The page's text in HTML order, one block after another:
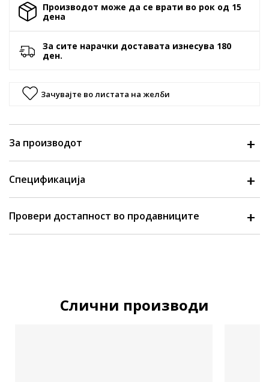
Производот може да се врати во рок од 15
денa
За сите нарачки доставата изнесува 180
ден.
Зачувајте во листата на желби
За производот
Спецификација
Провери достапност во продавниците
Слични производи